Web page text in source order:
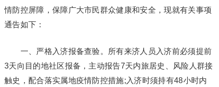
情防控屏障，保障广大市民群众健康和安全，现就有关事项
通告如下：
一、严格入济报备查验。所有来济人员入济前必须提前
3天向目的地社区报备，主动报告7天内旅居史、风险人群接
触史，配合落实属地疫情防控措施;入济时须持有48小时内